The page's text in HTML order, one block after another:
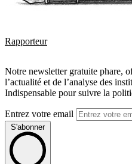
Rapporteur
Notre newsletter gratuite phare,
l’actualité et de l’analyse des
Indispensable pour suivre la
Entrez votre email
S'abonner